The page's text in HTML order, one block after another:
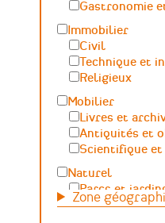
Sciences des
Gastronomie
Immobilier
Civil
Technique et
Religieux
Mobilier
Livres et
Antiquités et
Scientifique
Naturel
Parcs et
Maritime,
Zone